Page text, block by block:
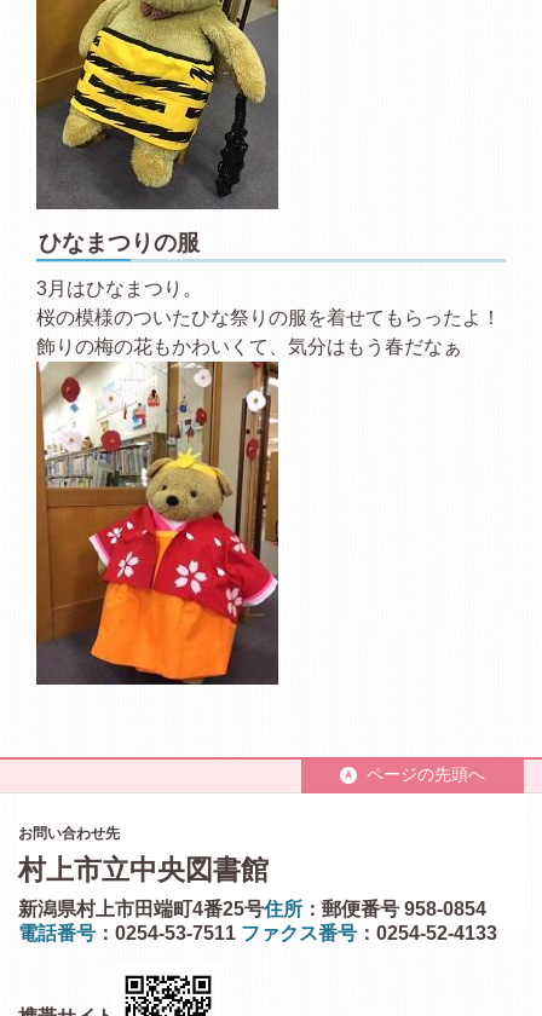
ひなまつりの服
3月はひなまつり。
桜の模様のついたひな祭りの服を着せてもらったよ！
飾りの梅の花もかわいくて、気分はもう春だなぁ
ページの先頭へ
お問い合わせ先
村上市立中央図書館
住所 ：郵便番号 958-0854
新潟県村上市田端町4番25号
電話番号 ：0254-53-7511 ファクス番号 ：0254-52-4133